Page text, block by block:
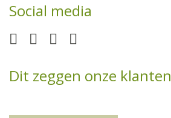
Social media
Dit zeggen onze klanten